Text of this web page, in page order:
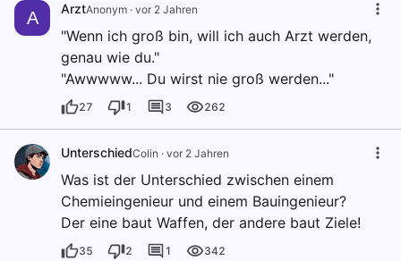
A ArztAnonym · vor 2 Jahren
"Wenn ich groß bin, will ich auch Arzt werden,
genau wie du."
"Awwwww... Du wirst nie groß werden..."
27 1 3 262
UnterschiedColin · vor 2 Jahren
Was ist der Unterschied zwischen einem
Chemieingenieur und einem Bauingenieur?
Der eine baut Waffen, der andere baut Ziele!
35 2 1 342